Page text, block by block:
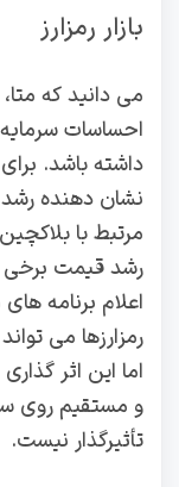
بازار رمزارز
می دانید که
احساسات سرمایه‌
داشته باشد.
نشان‌ دهنده رشد
مرتبط با
رشد قیمت برخی
اعلام برنامه‌
رمزارزها می‌
اما این اثر
و مستقیم روی
تأثیرگذار نیست.